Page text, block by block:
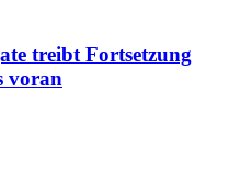
treibt Fortsetzung
voran